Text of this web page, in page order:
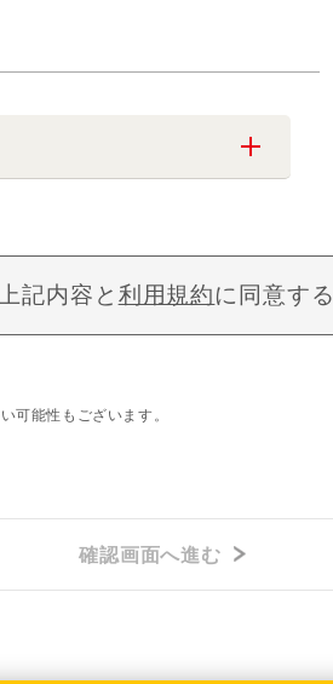
上記内容と 利用規約に同意する
可能性もございます。